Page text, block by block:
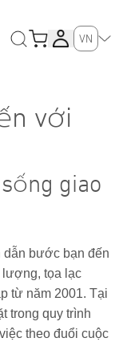
VN
với
giao
dẫn bước bạn đến
lượng, tọa lạc
từ năm 2001. Tại
trong quy trình
theo đuổi cuộc